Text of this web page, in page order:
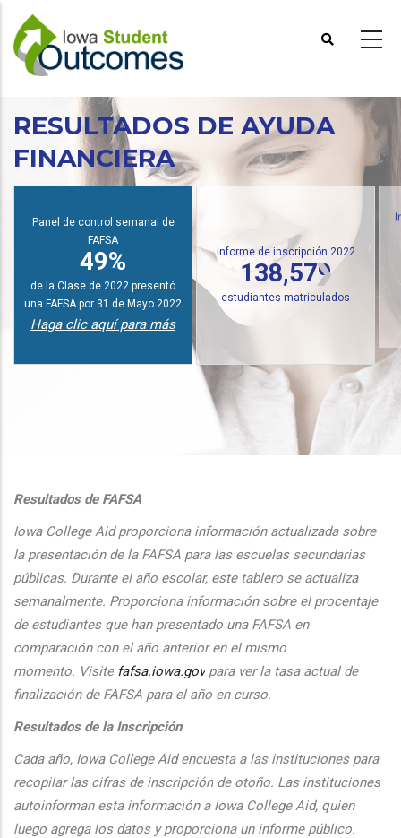
Pasar
contenido
principal
RESULTADOS DE AYUDA
FINANCIERA
Panel de control semanal de
FAFSA
49%
de la Clase de 2022 presentó
una FAFSA por 31 de Mayo 2022
Haga clic aquí para más
Informe de inscripción 2022
138,579
estudiantes matriculados
Resultados de FAFSA
Iowa College Aid proporciona información actualizada sobre
la presentación de la FAFSA para las escuelas secundarias
públicas. Durante el año escolar, este tablero se actualiza
semanalmente. Proporciona información sobre el procentaje
de estudiantes que han presentado una FAFSA en
comparación con el año anterior en el mismo
momento. Visite fafsa.iowa.gov para ver la tasa actual de
finalización de FAFSA para el año en curso.
Resultados de la Inscripción
Cada año, Iowa College Aid encuesta a las instituciones para
recopilar las cifras de inscripción de otoño. Las instituciones
autoinforman esta información a Iowa College Aid, quien
luego agrega los datos y proporciona un informe público.